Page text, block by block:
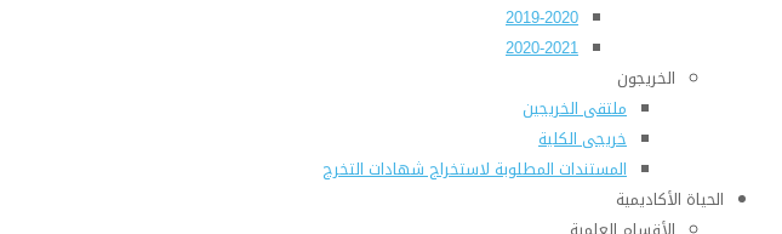
2019-2020
2020-2021
الخريجون
ملتقى الخريجين
خريجى الكلية
المستندات المطلوبة لاستخراج شهادات التخرج
الحياة الأكاديمية